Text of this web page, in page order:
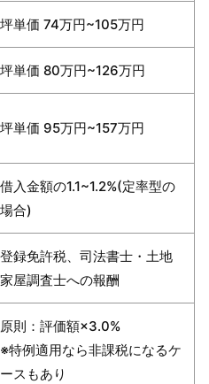
坪単価 74万円~105万円
坪単価 80万円~126万円
坪単価 95万円~157万円
借入金額の1.1~1.2%(定率型の
場合)
登録免許税、司法書士・土地
家屋調査士への報酬
原則：評価額×3.0%
※特例適用なら非課税になるケ
ースもあり